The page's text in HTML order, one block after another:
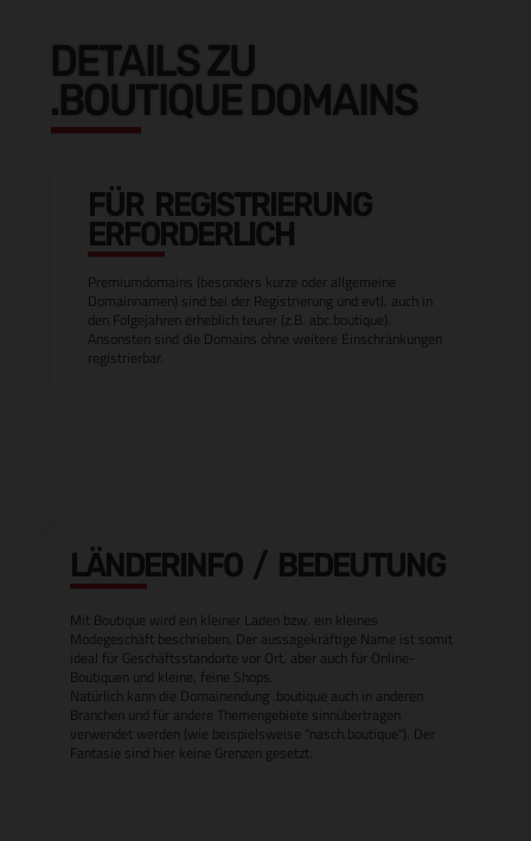
DETAILS ZU
.BOUTIQUE DOMAINS
FÜR REGISTRIERUNG
ERFORDERLICH
Premiumdomains (besonders kurze oder allgemeine
Domainnamen) sind bei der Registrierung und evtl. auch in
den Folgejahren erheblich teurer (z.B. abc.boutique).
Ansonsten sind die Domains ohne weitere Einschränkungen
registrierbar.
LÄNDERINFO / BEDEUTUNG
Mit Boutique wird ein kleiner Laden bzw. ein kleines
Modegeschäft beschrieben. Der aussagekräftige Name ist somit
ideal für Geschäftsstandorte vor Ort, aber auch für Online-
Boutiquen und kleine, feine Shops.
Natürlich kann die Domainendung .boutique auch in anderen
Branchen und für andere Themengebiete sinnübertragen
verwendet werden (wie beispielsweise "nasch.boutique"). Der
Fantasie sind hier keine Grenzen gesetzt.